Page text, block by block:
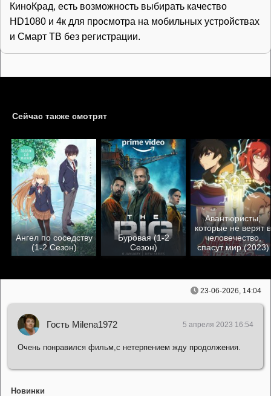
КиноКрад, есть возможность выбирать качество
HD1080 и 4к для просмотра на мобильных устройствах
и Смарт ТВ без регистрации.
Сейчас также смотрят
Ангел по соседству
(1-2 Сезон)
Буровая (1-2
Сезон)
Авантюристы,
которые не верят в
человечество,
спасут мир (2023)
23-06-2026, 14:04
Гость Milena1972 5 апреля 2023 16:54
Очень понравился фильм,с нетерпением жду продолжения.
Новинки